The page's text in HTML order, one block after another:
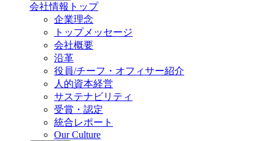
会社情報 トップ
企業理念
トップメッセージ
会社概要
沿革
役員/チーフ・オフィサー紹介
人的資本経営
サステナビリティ
受賞・認定
統合レポート
Our Culture